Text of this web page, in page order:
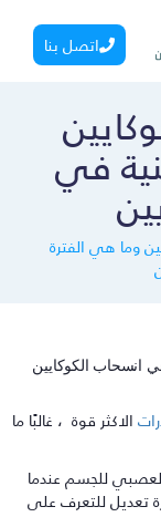
اتصل بنا
في
هي الفترة
الاكثر قوة ، غالبًا ما
للجسم عندما
للتعرف على